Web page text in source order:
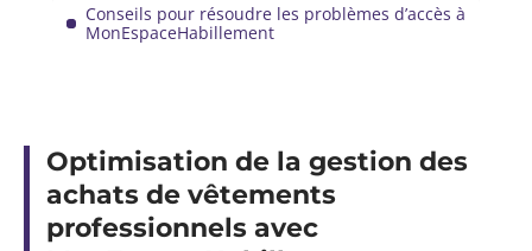
Conseils pour résoudre les problèmes d’accès à
MonEspaceHabillement
Optimisation de la gestion des
achats de vêtements
professionnels avec